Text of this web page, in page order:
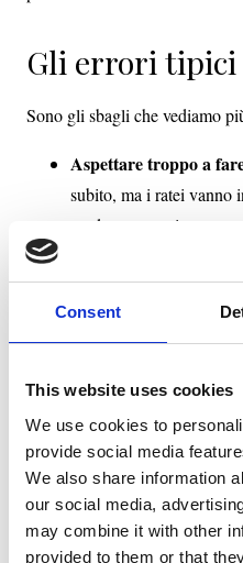
Consent
This website uses cookies
We use cookies to
provide social media
We also share information
our social media,
may combine it with other
provided to them or that
Gli errori tipici
Sono gli sbagli che vediamo
Aspettare troppo a
subito, ma i ratei vanno
perdere arretrati.
Confondere
contributi): sbagliare
frequente: rallenta tutto.
Non dichiarare
incide sulle riduzioni;
sospensioni.
Non comunicare